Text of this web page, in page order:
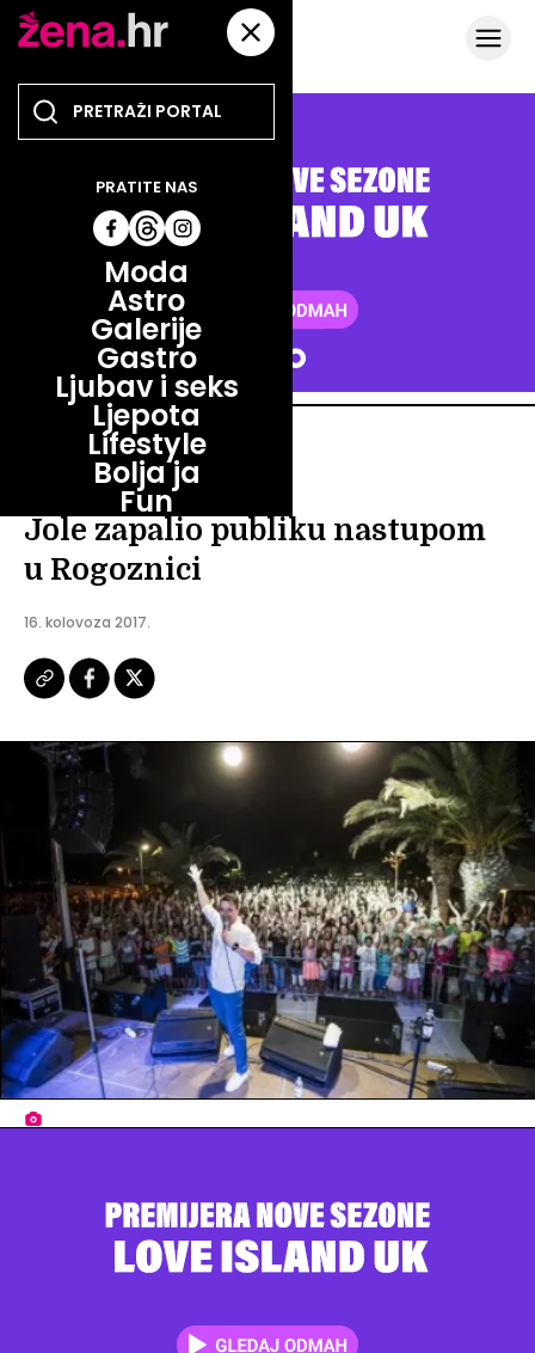
Moda
Astro
Galerije
Gastro
Ljubav i seks
Ljepota
Lifestyle
Bolja ja
Fun
PRATITE NAS
ZABAVA
Jole zapalio publiku nastupom
u Rogoznici
16. kolovoza 2017.